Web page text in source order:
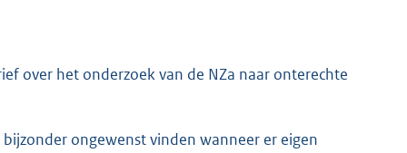
over het onderzoek van de NZa naar onterechte
ongewenst vinden wanneer er eigen